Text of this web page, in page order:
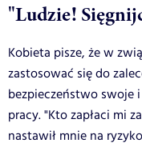
"Ludzie!
Kobieta pisze, że w
zastosować się do
bezpieczeństwo swoje
pracy. "Kto zapłaci mi
nastawił mnie na